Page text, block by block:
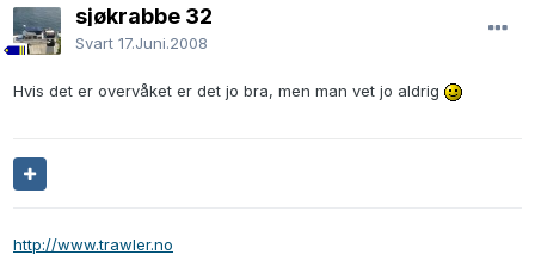
sjøkrabbe 32
Svart 17.Juni.2008
Hvis det er overvåket er det jo bra, men man vet jo aldrig
http://www.trawler.no